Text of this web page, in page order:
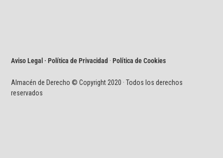
Aviso Legal · Política de Privacidad ·Política de Cookies
Almacén de Derecho © Copyright 2020 · Todos los derechos
reservados